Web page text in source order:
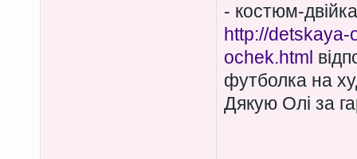
- костюм-
http://
ochek.html
футболка на
Дякую Олі за